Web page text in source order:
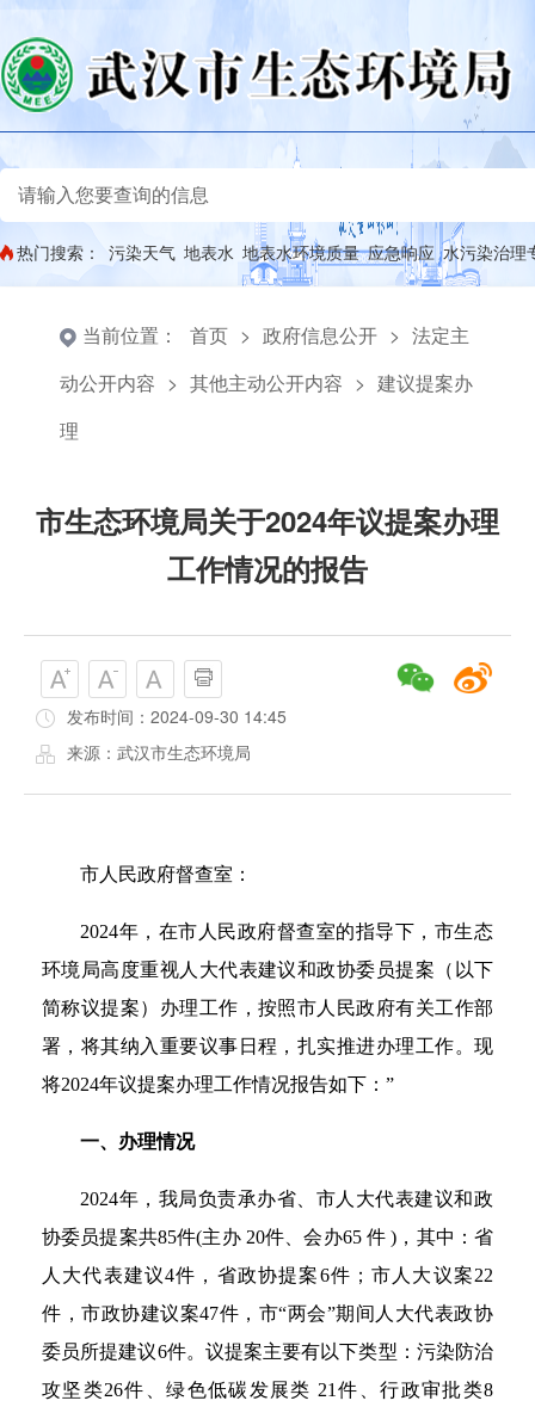
热门搜索： 污染天气 地表水 地表水环境质量 应急响应 水污染治理
当前位置： 首页 > 政府信息公开 > 法定主
动公开内容 > 其他主动公开内容 > 建议提案办
理
市生态环境局关于2024年议提案办理
工作情况的报告
发布时间：2024-09-30 14:45
来源：武汉市生态环境局
市人民政府督查室：
2024年，在市人民政府督查室的指导下，市生态
环境局高度重视人大代表建议和政协委员提案（以下
简称议提案）办理工作，按照市人民政府有关工作部
署，将其纳入重要议事日程，扎实推进办理工作。现
将2024年议提案办理工作情况报告如下：”
一、办理情况
2024年，我局负责承办省、市人大代表建议和政
协委员提案共85件(主办 20件、会办65 件 )，其中：省
人大代表建议4件，省政协提案6件；市人大议案22
件，市政协建议案47件，市“两会”期间人大代表政协
委员所提建议6件。议提案主要有以下类型：污染防治
攻坚类26件、绿色低碳发展类 21件、行政审批类8